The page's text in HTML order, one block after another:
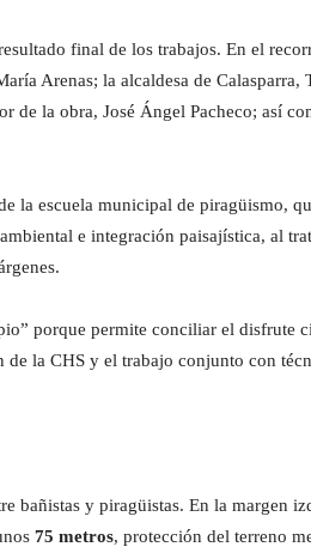
final de los trabajos. En el
Arenas; la alcaldesa de Calasparra,
de la obra, José Ángel Pacheco; así
la escuela municipal de piragüismo,
e integración paisajística, al
porque permite conciliar el disfrute
la CHS y el trabajo conjunto con
bañistas y piragüistas. En la margen
75 metros, protección del terreno